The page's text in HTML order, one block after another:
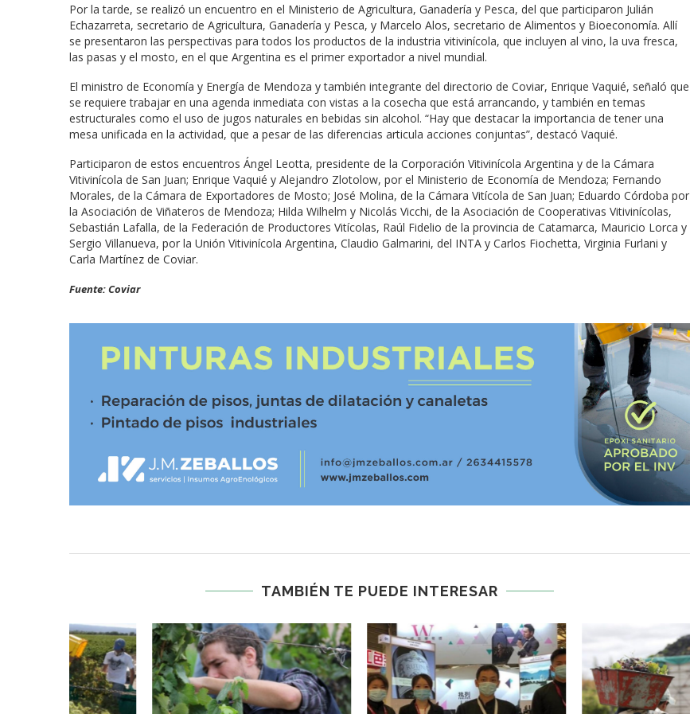
Por la tarde, se realizó un encuentro en el Ministerio de Agricultura, Ganadería y Pesca, del que participaron Julián
Echazarreta, secretario de Agricultura, Ganadería y Pesca, y Marcelo Alos, secretario de Alimentos y Bioeconomía. Allí
se presentaron las perspectivas para todos los productos de la industria vitivinícola, que incluyen al vino, la uva fresca,
las pasas y el mosto, en el que Argentina es el primer exportador a nivel mundial.
El ministro de Economía y Energía de Mendoza y también integrante del directorio de Coviar, Enrique Vaquié, señaló que
se requiere trabajar en una agenda inmediata con vistas a la cosecha que está arrancando, y también en temas
estructurales como el uso de jugos naturales en bebidas sin alcohol. “Hay que destacar la importancia de tener una
mesa unificada en la actividad, que a pesar de las diferencias articula acciones conjuntas”, destacó Vaquié.
Participaron de estos encuentros Ángel Leotta, presidente de la Corporación Vitivinícola Argentina y de la Cámara
Vitivinícola de San Juan; Enrique Vaquié y Alejandro Zlotolow, por el Ministerio de Economía de Mendoza; Fernando
Morales, de la Cámara de Exportadores de Mosto; José Molina, de la Cámara Vitícola de San Juan; Eduardo Córdoba por
la Asociación de Viñateros de Mendoza; Hilda Wilhelm y Nicolás Vicchi, de la Asociación de Cooperativas Vitivinícolas,
Sebastián Lafalla, de la Federación de Productores Vitícolas, Raúl Fidelio de la provincia de Catamarca, Mauricio Lorca y
Sergio Villanueva, por la Unión Vitivinícola Argentina, Claudio Galmarini, del INTA y Carlos Fiochetta, Virginia Furlani y
Carla Martínez de Coviar.
Fuente: Coviar
TAMBIÉN TE PUEDE INTERESAR